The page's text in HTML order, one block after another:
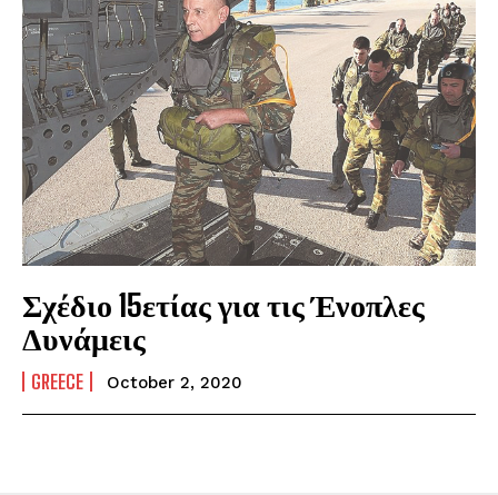
Σχέδιο 15ετίας για τις Ένοπλες
Δυνάμεις
GREECE October 2, 2020